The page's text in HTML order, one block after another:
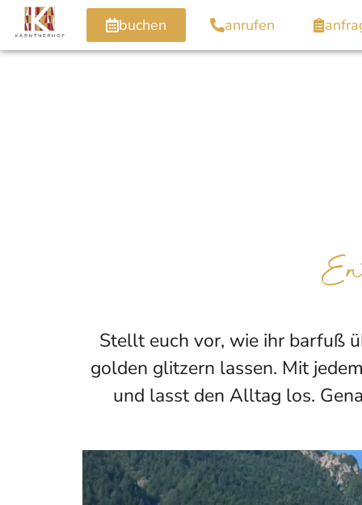
buchen anrufen
Stellt euch vor, wie ihr barfuß
golden glitzern lassen. Mit
und lasst den Alltag los.